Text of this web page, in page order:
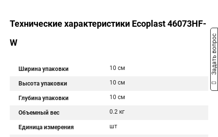
Технические характеристики Ecoplast 46073HF-
W
Ширина упаковки 10 см
Высота упаковки 10 см
Глубина упаковки 10 см
Объемный вес 0.2 кг
Единица измерения шт
Задать вопрос